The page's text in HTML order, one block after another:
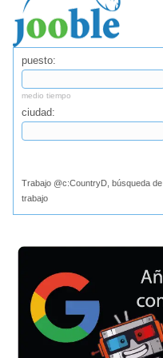
puesto:
medio tiempo
ciudad:
Trabajo @c:CountryD, búsqueda de
trabajo